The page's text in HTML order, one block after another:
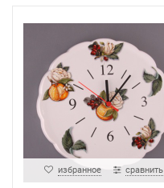
избранное сравнить